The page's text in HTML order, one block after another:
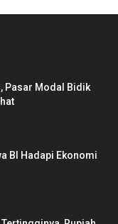
Pasar Modal Bidik
BI Hadapi Ekonomi